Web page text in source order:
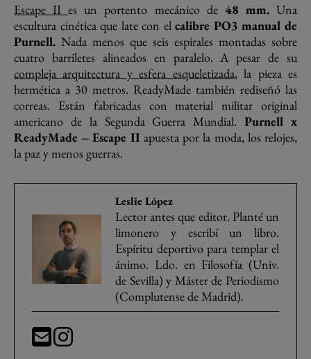
Escape IIes un portento mecánico de 48 mm.Una
escultura cinética que late con elcalibre PO3 manual de
Purnell. Nada menos que seis espirales montadas sobre
cuatro barriletes alineados en paralelo. A pesar de su
compleja arquitectura y esfera esqueletizada, la pieza es
hermética a 30 metros. ReadyMade también rediseñó las
correas. Están fabricadas con material militar original
americano de la Segunda Guerra Mundial.Purnell x
ReadyMade – Escape II apuesta por la moda, los relojes,
la paz y menos guerras.
Leslie López
Lector antes que editor. Planté un
limonero y escribí un libro.
Espíritu deportivo para templar el
ánimo. Ldo. en Filosofía (Univ.
de Sevilla) y Máster de Periodismo
(Complutense de Madrid).